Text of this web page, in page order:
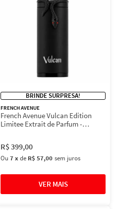
BRINDE SURPRESA!
FRENCH AVENUE
French Avenue Vulcan Edition
Limitee Extrait de Parfum -
R$399,00
Ou 7xde R$ 57,00 sem juros